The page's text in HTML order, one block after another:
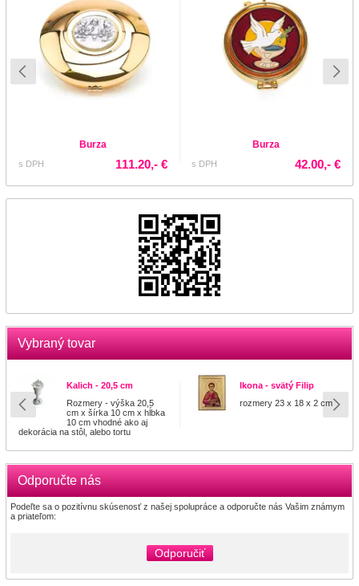
Burza
s DPH 111.20,- €
Burza
s DPH 42.00,- €
Vybraný tovar
Kalich - 20,5 cm
Rozmery - výška 20,5
cm x šírka 10 cm x hĺbka
10 cm vhodné ako aj
dekorácia na stôl, alebo tortu
Ikona - svätý Filip
rozmery 23 x 18 x 2 cm
Odporučte nás
Podeľte sa o pozitívnu skúsenosť z našej spolupráce a odporučte nás Vašim známym
a priateľom:
Odporučiť